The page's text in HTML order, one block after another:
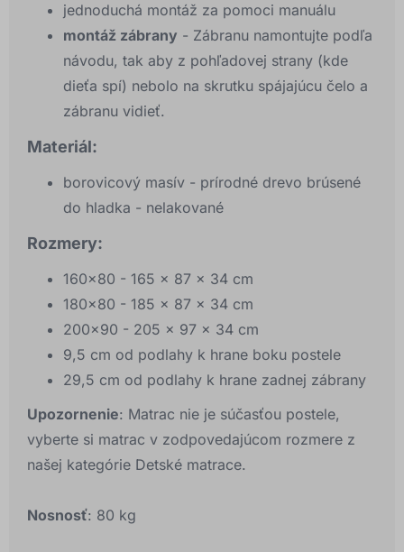
jednoduchá montáž za pomoci manuálu
montáž zábrany - Zábranu namontujte podľa
návodu, tak aby z pohľadovej strany (kde
dieťa spí) nebolo na skrutku spájajúcu čelo a
zábranu vidieť.
Materiál:
borovicový masív - prírodné drevo brúsené
do hladka - nelakované
Rozmery:
160x80 - 165 x 87 x 34 cm
180x80 - 185 x 87 x 34 cm
200x90 - 205 x 97 x 34 cm
9,5 cm od podlahy k hrane boku postele
29,5 cm od podlahy k hrane zadnej zábrany
Upozornenie: Matrac nie je súčasťou postele,
vyberte si matrac v zodpovedajúcom rozmere z
našej kategórie Detské matrace.
Nosnosť: 80 kg